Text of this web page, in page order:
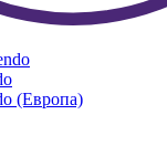
(Европа)